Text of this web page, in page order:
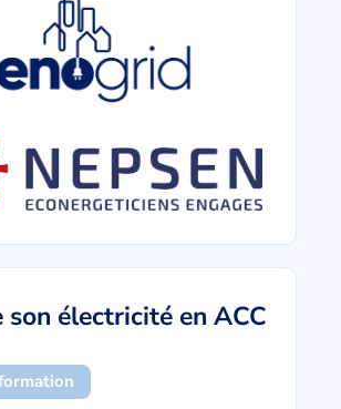
son électricité en ACC